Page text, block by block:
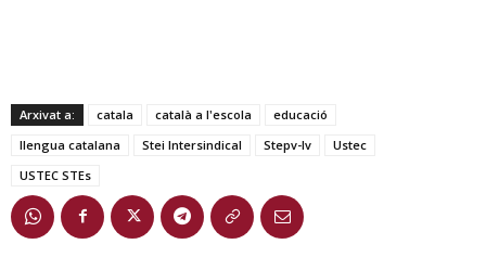
Arxivat a: catala català a l'escola
educació
llengua catalana
Stei Intersindical Stepv-Iv
Ustec
USTEC STEs